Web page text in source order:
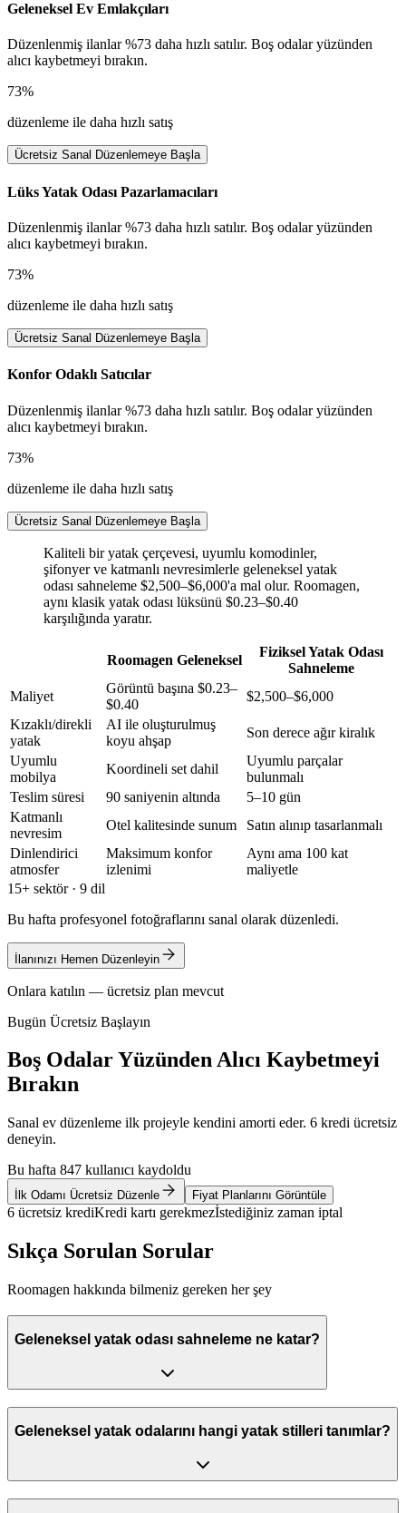
Geleneksel Ev Emlakçıları
Düzenlenmiş ilanlar %73 daha hızlı satılır. Boş odalar yüzünden
alıcı kaybetmeyi bırakın.
73%
düzenleme ile daha hızlı satış
Ücretsiz Sanal Düzenlemeye Başla
Lüks Yatak Odası Pazarlamacıları
Düzenlenmiş ilanlar %73 daha hızlı satılır. Boş odalar yüzünden
alıcı kaybetmeyi bırakın.
73%
düzenleme ile daha hızlı satış
Ücretsiz Sanal Düzenlemeye Başla
Konfor Odaklı Satıcılar
Düzenlenmiş ilanlar %73 daha hızlı satılır. Boş odalar yüzünden
alıcı kaybetmeyi bırakın.
73%
düzenleme ile daha hızlı satış
Ücretsiz Sanal Düzenlemeye Başla
Kaliteli bir yatak çerçevesi, uyumlu komodinler,
şifonyer ve katmanlı nevresimlerle geleneksel yatak
odası sahneleme $2,500–$6,000'a mal olur. Roomagen,
aynı klasik yatak odası lüksünü $0.23–$0.40
karşılığında yaratır.
Roomagen Geleneksel
Fiziksel Yatak Odası
Sahneleme
Maliyet
Görüntü başına $0.23–
$0.40
$2,500–$6,000
Kızaklı/direkli
yatak
AI ile oluşturulmuş
koyu ahşap
Son derece ağır kiralık
Uyumlu
mobilya
Koordineli set dahil
Uyumlu parçalar
bulunmalı
Teslim süresi
90 saniyenin altında
5–10 gün
Katmanlı
nevresim
Otel kalitesinde sunum
Satın alınıp tasarlanmalı
Dinlendirici
atmosfer
Maksimum konfor
izlenimi
Aynı ama 100 kat
maliyetle
15+ sektör · 9 dil
Bu hafta profesyonel fotoğraflarını sanal olarak düzenledi.
İlanınızı Hemen Düzenleyin
Onlara katılın — ücretsiz plan mevcut
Bugün Ücretsiz Başlayın
Boş Odalar Yüzünden Alıcı Kaybetmeyi
Bırakın
Sanal ev düzenleme ilk projeyle kendini amorti eder. 6 kredi ücretsiz
deneyin.
Bu hafta 847 kullanıcı kaydoldu
İlk Odamı Ücretsiz Düzenle Fiyat Planlarını Görüntüle
6 ücretsiz krediKredi kartı gerekmezİstediğiniz zaman iptal
Sıkça Sorulan Sorular
Roomagen hakkında bilmeniz gereken her şey
Geleneksel yatak odası sahneleme ne katar?
Geleneksel yatak odalarını hangi yatak stilleri tanımlar?